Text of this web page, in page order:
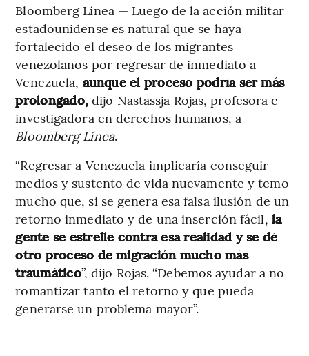
Bloomberg Línea — Luego de la acción militar
estadounidense es natural que se haya
fortalecido el deseo de los migrantes
venezolanos por regresar de inmediato a
Venezuela, aunque el proceso podría ser más
prolongado, dijo Nastassja Rojas, profesora e
investigadora en derechos humanos, a
Bloomberg Línea.
“Regresar a Venezuela implicaría conseguir
medios y sustento de vida nuevamente y temo
mucho que, si se genera esa falsa ilusión de un
retorno inmediato y de una inserción fácil, la
gente se estrelle contra esa realidad y se dé
otro proceso de migración mucho más
traumático”, dijo Rojas. “Debemos ayudar a no
romantizar tanto el retorno y que pueda
generarse un problema mayor”.